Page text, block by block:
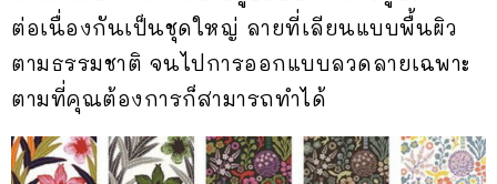
ต่อเนื่องกันเป็นชุดใหญ่ ลายที่เลียนแบบพื้นผิว
ตามธรรมชาติ จนไปการออกแบบลวดลายเฉพาะ
ตามที่คุณต้องการก็สามารถทำได้